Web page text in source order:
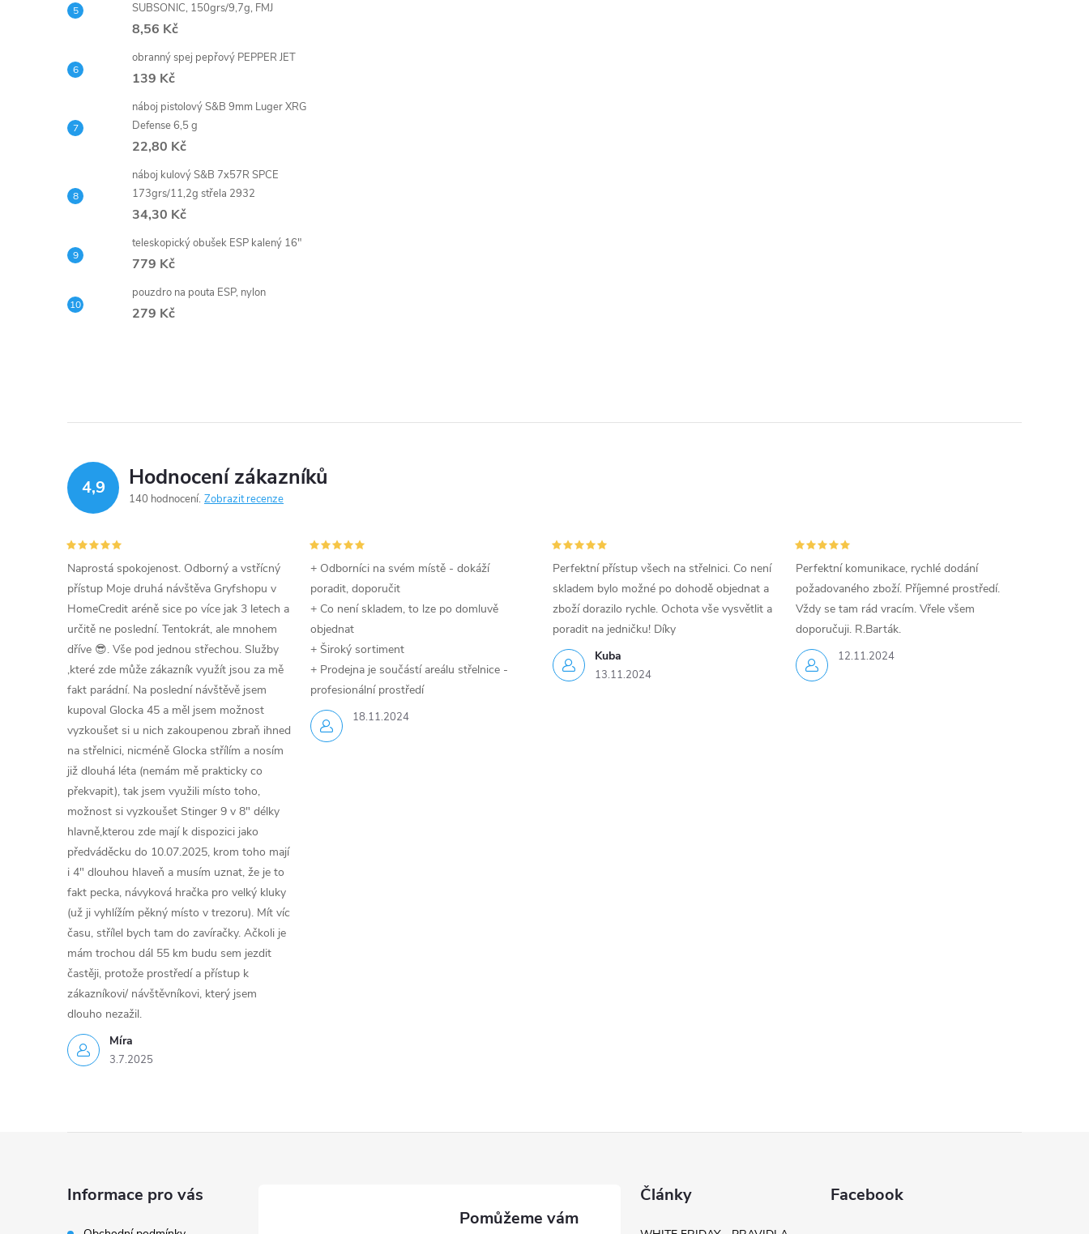
SUBSONIC, 150grs/9,7g, FMJ
8,56 Kč
obranný spej pepřový PEPPER JET
139 Kč
náboj pistolový S&B 9mm Luger XRG
Defense 6,5 g
22,80 Kč
náboj kulový S&B 7x57R SPCE
173grs/11,2g střela 2932
34,30 Kč
teleskopický obušek ESP kalený 16"
779 Kč
pouzdro na pouta ESP, nylon
279 Kč
4,9 Hodnocení zákazníků
140 hodnocení Zobrazit recenze
Míra
3.7.2025
Naprostá spokojenost. Odborný a vstřícný
přístup Moje druhá návštěva Gryfshopu v
HomeCredit aréně sice po více jak 3 letech a
určitě ne poslední. Tentokrát, ale mnohem
dříve 😎. Vše pod jednou střechou. Služby
,které zde může zákazník využít jsou za mě
fakt parádní. Na poslední návštěvě jsem
kupoval Glocka 45 a měl jsem možnost
vyzkoušet si u nich zakoupenou zbraň ihned
na střelnici, nicméně Glocka střílím a nosím
již dlouhá léta (nemám mě prakticky co
překvapit), tak jsem využili místo toho,
možnost si vyzkoušet Stinger 9 v 8" délky
hlavně,kterou zde mají k dispozici jako
předváděcku do 10.07.2025, krom toho mají
i 4" dlouhou hlaveň a musím uznat, že je to
fakt pecka, návyková hračka pro velký kluky
(už ji vyhlížím pěkný místo v trezoru). Mít víc
času, střílel bych tam do zavíračky. Ačkoli je
mám trochou dál 55 km budu sem jezdit
častěji, protože prostředí a přístup k
zákazníkovi/ návštěvníkovi, který jsem
dlouho nezažil.
18.11.2024
+ Odborníci na svém místě - dokáží
poradit, doporučit
+ Co není skladem, to lze po domluvě
objednat
+ Široký sortiment
+ Prodejna je součástí areálu střelnice -
profesionální prostředí
Kuba
13.11.2024
Perfektní přístup všech na střelnici. Co není
skladem bylo možné po dohodě objednat a
zboží dorazilo rychle. Ochota vše vysvětlit a
poradit na jedničku! Díky
12.11.2024
Perfektní komunikace, rychlé dodání
požadovaného zboží. Příjemné prostředí.
Vždy se tam rád vracím. Vřele všem
doporučuji. R.Barták.
Informace pro vás Články Facebook